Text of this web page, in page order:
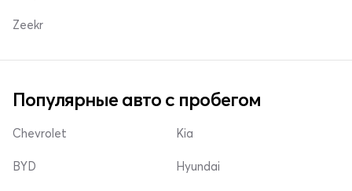
Zeekr
Популярные авто с пробегом
Chevrolet
BYD
Kia
Hyundai